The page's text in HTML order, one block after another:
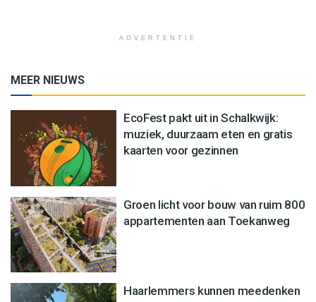
ADVERTENTIE
MEER NIEUWS
EcoFest pakt uit in Schalkwijk:
muziek, duurzaam eten en gratis
kaarten voor gezinnen
Groen licht voor bouw van ruim 800
appartementen aan Toekanweg
Haarlemmers kunnen meedenken